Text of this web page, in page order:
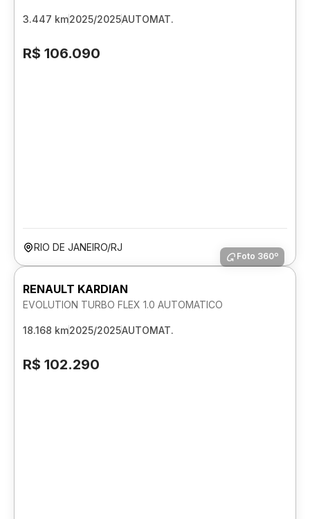
3.447 km2025/2025AUTOMAT.
R$ 106.090
RIO DE JANEIRO/RJ
Foto 360º
RENAULT KARDIAN
EVOLUTION TURBO FLEX 1.0 AUTOMATICO
18.168 km2025/2025AUTOMAT.
R$ 102.290